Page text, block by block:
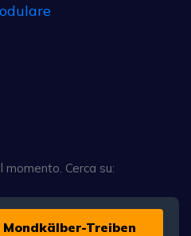
momento. Cerca su:
Mondkälber-Treiben